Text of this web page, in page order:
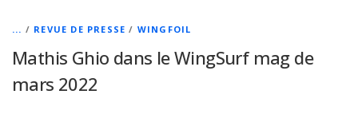
... / REVUE DE PRESSE / WINGFOIL
Mathis Ghio dans le WingSurf mag de
mars 2022